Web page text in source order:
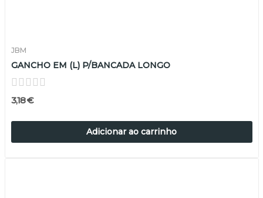
JBM
GANCHO EM (L) P/BANCADA LONGO
3,18 €
Adicionar ao carrinho